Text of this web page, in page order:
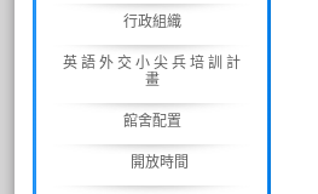
行政組織
英 語 外 交 小 尖 兵 培 訓 計
畫
館舍配置
開放時間